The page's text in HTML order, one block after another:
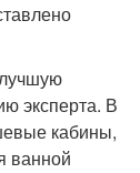
эксперта. В
кабины,
ванной